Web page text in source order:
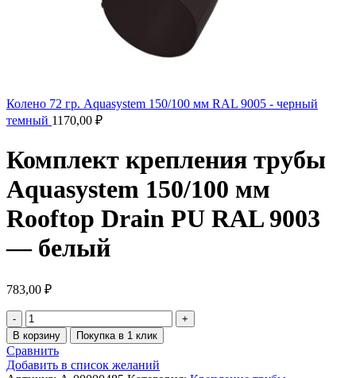
Колено 72 гр. Aquasystem 150/100 мм RAL 9005 - черный
темный 1170,00 ₽
Комплект крепления трубы
Aquasystem 150/100 мм
Rooftop Drain PU RAL 9003
— белый
783,00 ₽
В корзину Покупка в 1 клик
Сравнить
Добавить в список желаний